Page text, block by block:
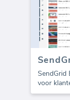
SendGrid
voor